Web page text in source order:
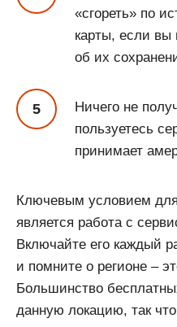
«сгореть» по
карты, если вы
об их
Ничего не
пользуетесь
принимает
Ключевым условием
является работа с
Включайте его каждый
и помните о регионе –
Большинство
данную локацию, так